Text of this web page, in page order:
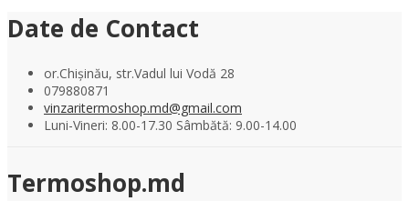
Date de Contact
or.Chișinău, str.Vadul lui Vodă 28
079880871
vinzaritermoshop.md@gmail.com
Luni-Vineri: 8.00-17.30 Sâmbătă: 9.00-14.00
Termoshop.md